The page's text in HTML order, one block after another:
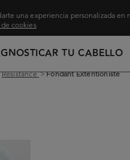
una experiencia personalizada
cookies
TU CABELLO
Resistance >Fondant Extentioniste